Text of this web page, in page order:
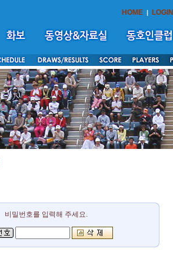
HOME | LOGIN
비밀번호를 입력해 주세요.